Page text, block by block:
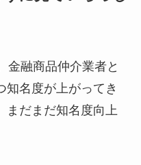
金融商品仲介業者と
知名度が上がってき
まだまだ知名度向上